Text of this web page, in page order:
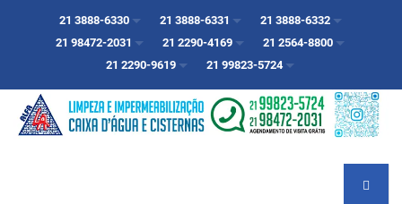
21 3888-6330 21 3888-6331
21 3888-6332
21 98472-2031
21 2290-4169
21 2564-8800
21 2290-9619
21 99823-5724